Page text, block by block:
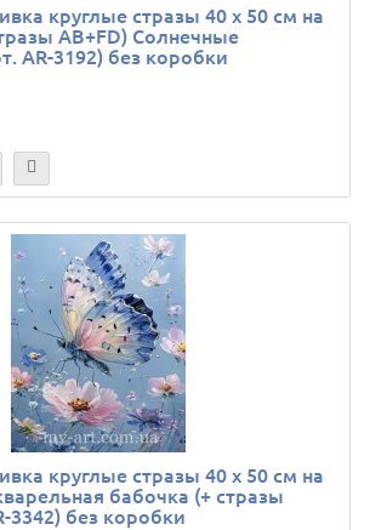
круглые стразы 40 х 50 см на
AB+FD) Солнечные
AR-3192) без коробки
круглые стразы 40 х 50 см на
бабочка (+ стразы
3342) без коробки